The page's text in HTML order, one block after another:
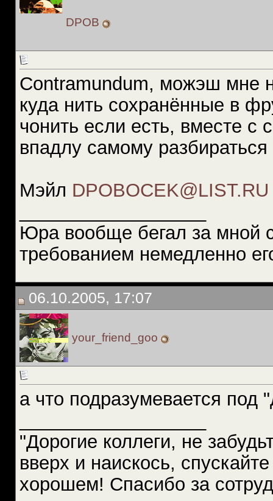
DPOB
Contramundum, можэш мне
куда нить сохранённые в
чонить если есть, вместе
впадлу самому разбираться
Мэйл DPOBOCEK@LIST.RU
Юра вообще бегал за мной
требованием немедленно
06.10.2005, 17:07
your_friend_goo
а что подразумевается
"Дорогие коллеги, не
вверх и наискось,
хорошем! Спасибо за